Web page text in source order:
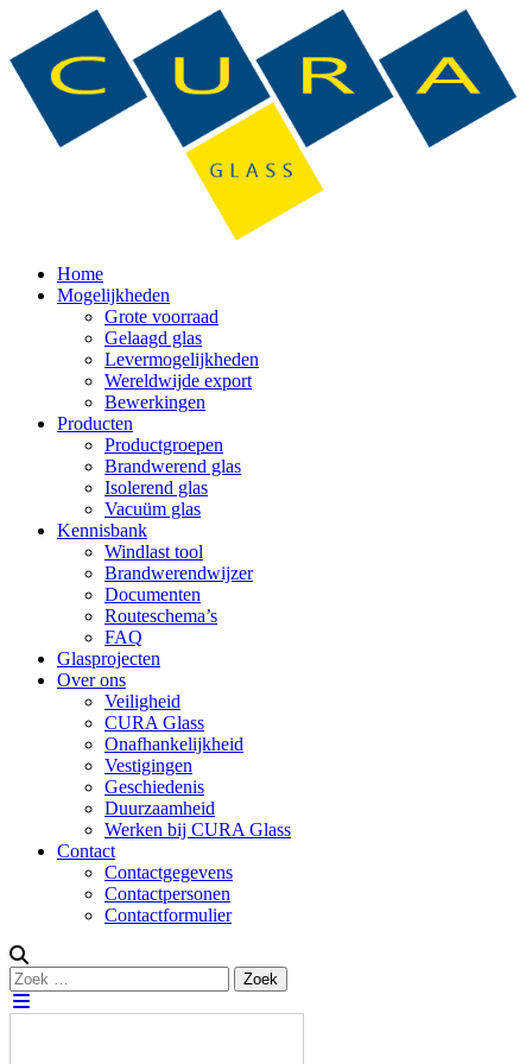
Home
Mogelijkheden
Grote voorraad
Gelaagd glas
Levermogelijkheden
Wereldwijde export
Bewerkingen
Producten
Productgroepen
Brandwerend glas
Isolerend glas
Vacuüm glas
Kennisbank
Windlast tool
Brandwerendwijzer
Documenten
Routeschema’s
FAQ
Glasprojecten
Over ons
Veiligheid
CURA Glass
Onafhankelijkheid
Vestigingen
Geschiedenis
Duurzaamheid
Werken bij CURA Glass
Contact
Contactgegevens
Contactpersonen
Contactformulier
Zoeken
naar:
Zoek